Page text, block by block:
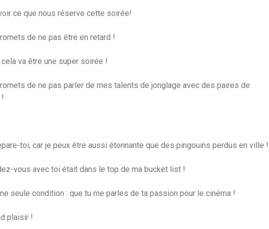
ce que nous réserve cette soirée!
de ne pas être en retard !
va être une super soirée !
de ne pas parler de mes talents de jonglage avec des paires de
toi, car je peux être aussi étonnante que des pingouins perdus en ville !
vous avec toi était dans le top de ma bucket list !
seule condition : que tu me parles de ta passion pour le cinéma !
plaisir !